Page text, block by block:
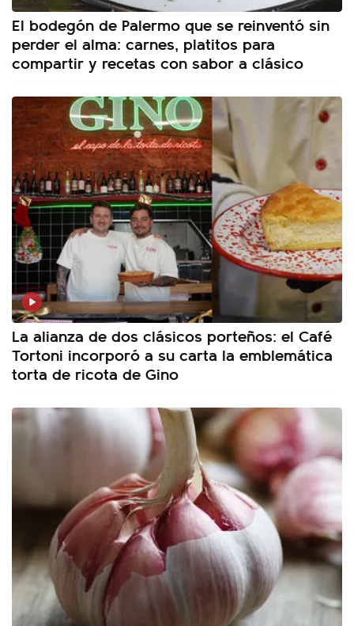
El bodegón de Palermo que se reinventó sin
perder el alma: carnes, platitos para
compartir y recetas con sabor a clásico
La alianza de dos clásicos porteños: el Café
Tortoni incorporó a su carta la emblemática
torta de ricota de Gino